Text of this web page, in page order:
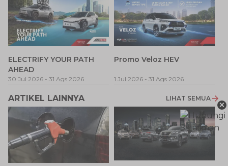
ELECTRIFY YOUR PATH
AHEAD
30 Jul 2026 - 31 Ags 2026
Promo Veloz HEV
1 Jul 2026 - 31 Ags 2026
ARTIKEL LAINNYA LIHAT SEMUA ×